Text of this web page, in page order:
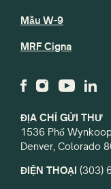
ĐỊA CHỈ GỬI THƯ
1536 Phố
Denver, Colorado
ĐIỆN THOẠI (303)
Mẫu W-9
MRF Cigna